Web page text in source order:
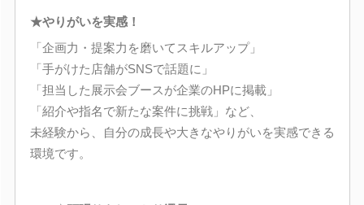
★やりがいを実感！
「企画力・提案力を磨いてスキルアップ」
「手がけた店舗がSNSで話題に」
「担当した展示会ブースが企業のHPに掲載」
「紹介や指名で新たな案件に挑戦」など、
未経験から、自分の成長や大きなやりがいを実感できる
環境です。